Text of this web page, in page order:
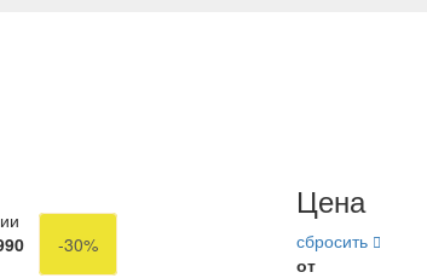
-30%
Цена
сбросить
от